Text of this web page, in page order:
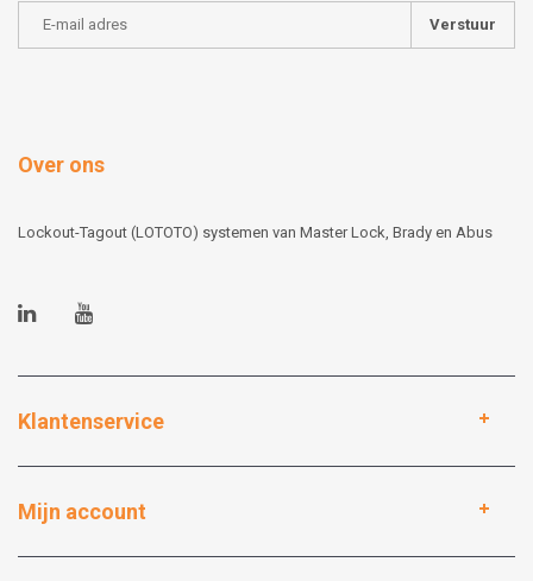
Verstuur
Over ons
Lockout-Tagout (LOTOTO) systemen van Master Lock, Brady en Abus
Klantenservice
Mijn account